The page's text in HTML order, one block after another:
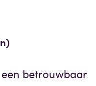
een betrouwbaar